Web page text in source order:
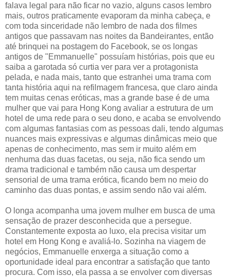
falava legal para não ficar no vazio, alguns casos lembro
mais, outros praticamente evaporam da minha cabeça, e
com toda sinceridade não lembro de nada dos filmes
antigos que passavam nas noites da Bandeirantes, então
até brinquei na postagem do Facebook, se os longas
antigos de "Emmanuelle" possuíam histórias, pois que eu
saiba a garotada só curtia ver para ver a protagonista
pelada, e nada mais, tanto que estranhei uma trama com
tanta história aqui na refilmagem francesa, que claro ainda
tem muitas cenas eróticas, mas a grande base é de uma
mulher que vai para Hong Kong avaliar a estrutura de um
hotel de uma rede para o seu dono, e acaba se envolvendo
com algumas fantasias com as pessoas dali, tendo algumas
nuances mais expressivas e algumas dinâmicas meio que
apenas de conhecimento, mas sem ir muito além em
nenhuma das duas facetas, ou seja, não fica sendo um
drama tradicional e também não causa um despertar
sensorial de uma trama erótica, ficando bem no meio do
caminho das duas pontas, e assim sendo não vai além.
O longa acompanha uma jovem mulher em busca de uma
sensação de prazer desconhecida que a persegue.
Constantemente exposta ao luxo, ela precisa visitar um
hotel em Hong Kong e avaliá-lo. Sozinha na viagem de
negócios, Emmanuelle enxerga a situação como a
oportunidade ideal para encontrar a satisfação que tanto
procura. Com isso, ela passa a se envolver com diversas